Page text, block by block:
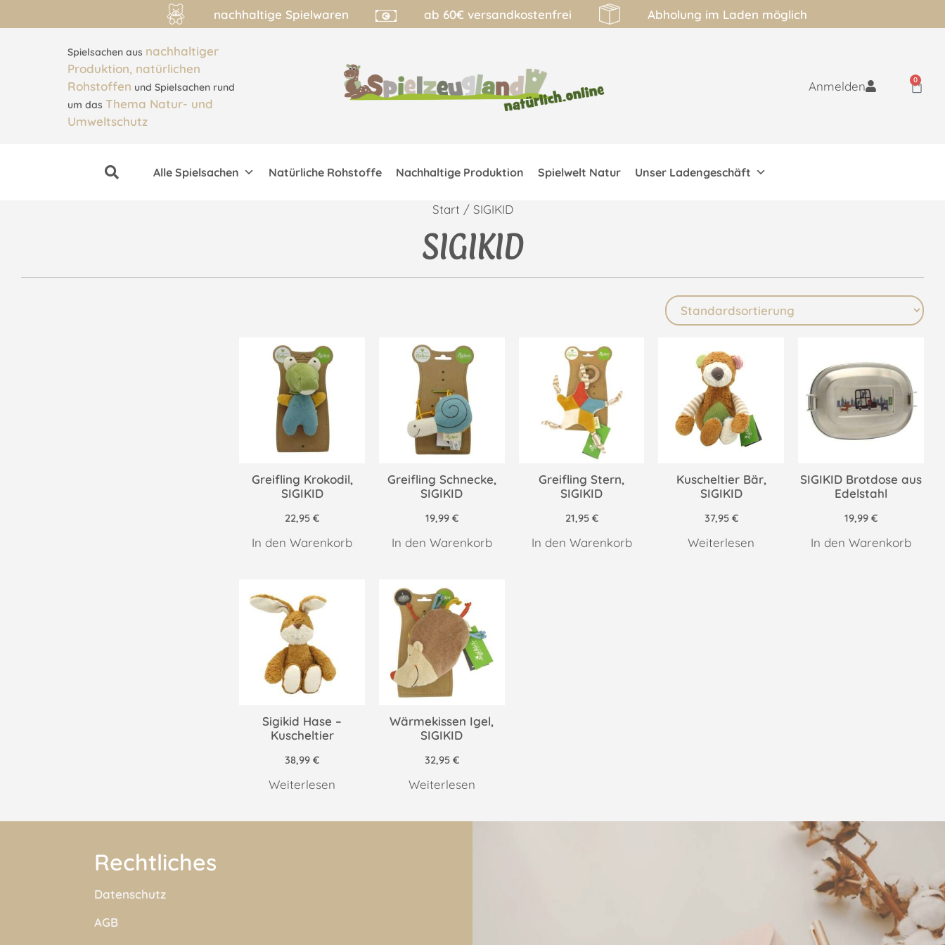
nachhaltige Spielwaren ab 60€ versandkostenfrei Abholung im Laden möglich
Spielsachen aus nachhaltiger
Produktion, natürlichen
Rohstoffen und Spielsachen rund
um das Thema Natur- und
Umweltschutz
Anmelden 0
Alle Spielsachen Natürliche Rohstoffe Nachhaltige Produktion Spielwelt Natur Unser Ladengeschäft
Start / SIGIKID
SIGIKID
Greifling Krokodil,
SIGIKID
22,95€
In den Warenkorb
Greifling Schnecke,
SIGIKID
19,99 €
In den Warenkorb
Greifling Stern,
SIGIKID
21,95 €
In den Warenkorb
Kuscheltier Bär,
SIGIKID
37,95 €
Weiterlesen
SIGIKID Brotdose aus
Edelstahl
19,99€
In den Warenkorb
Sigikid Hase –
Kuscheltier
38,99€
Weiterlesen
Wärmekissen Igel,
SIGIKID
32,95 €
Weiterlesen
Rechtliches
Datenschutz
AGB